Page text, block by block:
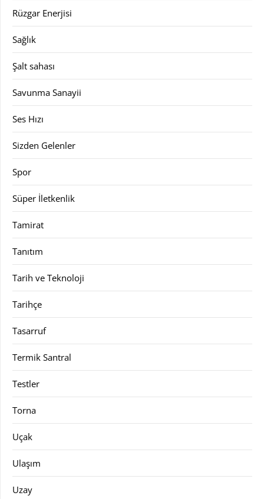
Rüzgar Enerjisi
Sağlık
Şalt sahası
Savunma Sanayii
Ses Hızı
Sizden Gelenler
Spor
Süper İletkenlik
Tamirat
Tanıtım
Tarih ve Teknoloji
Tarihçe
Tasarruf
Termik Santral
Testler
Torna
Uçak
Ulaşım
Uzay